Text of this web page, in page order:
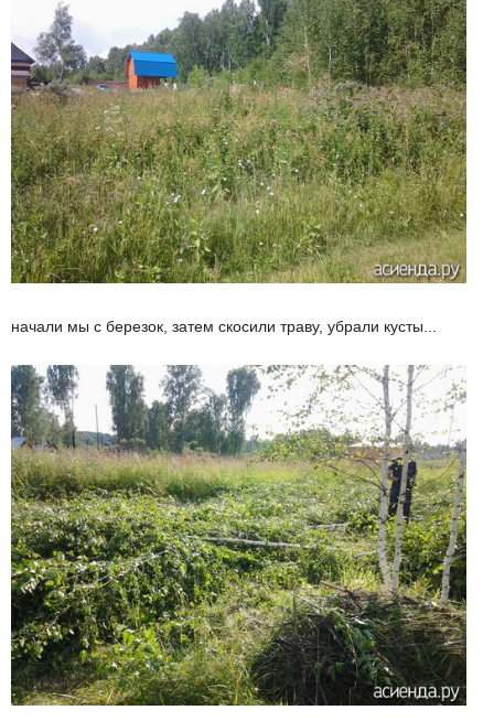
начали мы с березок, затем скосили траву, убрали кусты...